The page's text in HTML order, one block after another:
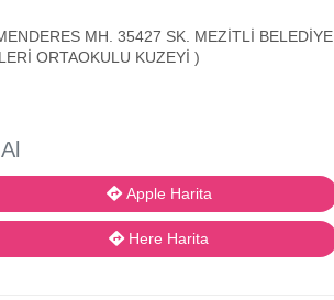
MH. 35427 SK. MEZİTLİ BELEDİYE
ORTAOKULU KUZEYİ )
Apple Harita
Here Harita